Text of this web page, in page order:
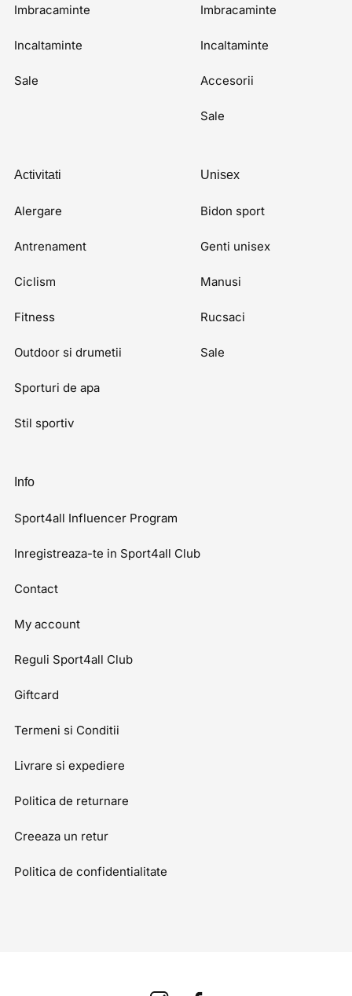
Imbracaminte
Incaltaminte
Sale
Imbracaminte
Incaltaminte
Accesorii
Sale
Activitati
Alergare
Antrenament
Ciclism
Fitness
Outdoor si drumetii
Sporturi de apa
Stil sportiv
Unisex
Bidon sport
Genti unisex
Manusi
Rucsaci
Sale
Info
Sport4all Influencer Program
Inregistreaza-te in Sport4all Club
Contact
My account
Reguli Sport4all Club
Giftcard
Termeni si Conditii
Livrare si expediere
Politica de returnare
Creeaza un retur
Politica de confidentialitate